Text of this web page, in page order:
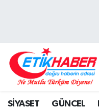
SİYASET GÜNCEL
DIŞ POLİTİKA
Hava Durumu